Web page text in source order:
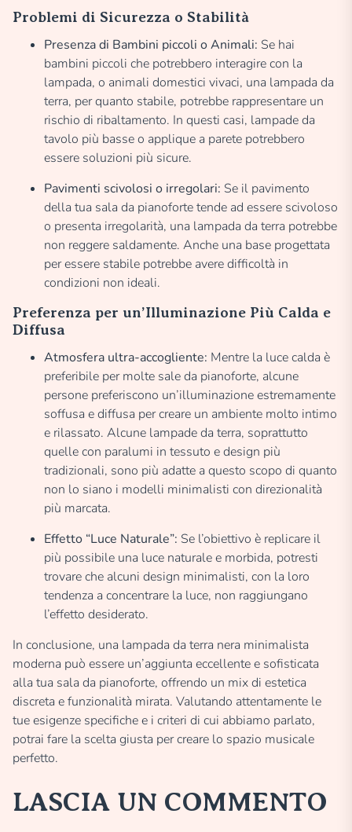
Problemi di Sicurezza o Stabilità
Presenza di Bambini piccoli o Animali: Se hai
bambini piccoli che potrebbero interagire con la
lampada, o animali domestici vivaci, una lampada da
terra, per quanto stabile, potrebbe rappresentare un
rischio di ribaltamento. In questi casi, lampade da
tavolo più basse o applique a parete potrebbero
essere soluzioni più sicure.
Pavimenti scivolosi o irregolari: Se il pavimento
della tua sala da pianoforte tende ad essere scivoloso
o presenta irregolarità, una lampada da terra potrebbe
non reggere saldamente. Anche una base progettata
per essere stabile potrebbe avere difficoltà in
condizioni non ideali.
Preferenza per un’Illuminazione Più Calda e
Diffusa
Atmosfera ultra-accogliente: Mentre la luce calda è
preferibile per molte sale da pianoforte, alcune
persone preferiscono un’illuminazione estremamente
soffusa e diffusa per creare un ambiente molto intimo
e rilassato. Alcune lampade da terra, soprattutto
quelle con paralumi in tessuto e design più
tradizionali, sono più adatte a questo scopo di quanto
non lo siano i modelli minimalisti con direzionalità
più marcata.
Effetto “Luce Naturale”: Se l’obiettivo è replicare il
più possibile una luce naturale e morbida, potresti
trovare che alcuni design minimalisti, con la loro
tendenza a concentrare la luce, non raggiungano
l’effetto desiderato.
In conclusione, una lampada da terra nera minimalista
moderna può essere un’aggiunta eccellente e sofisticata
alla tua sala da pianoforte, offrendo un mix di estetica
discreta e funzionalità mirata. Valutando attentamente le
tue esigenze specifiche e i criteri di cui abbiamo parlato,
potrai fare la scelta giusta per creare lo spazio musicale
perfetto.
LASCIA UN COMMENTO